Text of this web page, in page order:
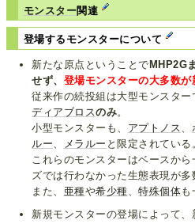
モンスター関連
登場するモンスターについて
新たな原点ということで MHP2G
せず、 登場モンスターの大多数が
従来作の続投組は大型モンスター
ディアブロスのみ。
小型モンスターも、 アプトノス、
ルー、 メラルー と限定されている
これらのモンスターはベースか
ズでは行わなかった生態表現が多
また、 亜種や希少種、特殊個体も
新規モンスターの登場によって、